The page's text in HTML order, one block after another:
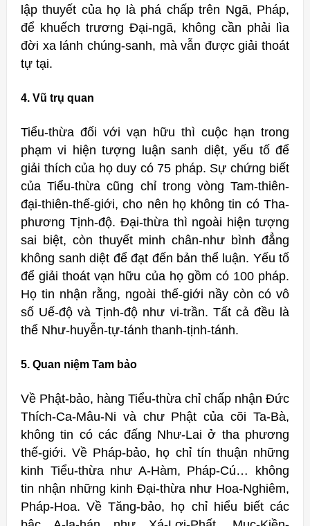
lập thuyết của họ là phá chấp trên Ngã, Pháp,
để khuếch trương Ðại-ngã, không cần phải lìa
đời xa lánh chúng-sanh, mà vẫn được giải thoát
tự tại.
4. Vũ trụ quan
Tiểu-thừa đối với vạn hữu thì cuộc hạn trong
phạm vi hiện tượng luận sanh diệt, yếu tố để
giải thích của họ duy có 75 pháp. Sự chứng biết
của Tiểu-thừa cũng chỉ trong vòng Tam-thiên-
đại-thiên-thế-giới, cho nên họ không tin có Tha-
phương Tịnh-độ. Đại-thừa thì ngoài hiện tượng
sai biệt, còn thuyết minh chân-như bình đẳng
không sanh diệt để đạt đến bản thể luận. Yếu tố
để giải thoát vạn hữu của họ gồm có 100 pháp.
Họ tin nhận rằng, ngoài thế-giới nầy còn có vô
số Uế-độ và Tịnh-độ như vi-trần. Tất cả đều là
thể Như-huyễn-tự-tánh thanh-tịnh-tánh.
5. Quan niệm Tam bảo
Về Phật-bảo, hàng Tiểu-thừa chỉ chấp nhận Ðức
Thích-Ca-Mâu-Ni và chư Phật của cõi Ta-Bà,
không tin có các đấng Như-Lai ở tha phương
thế-giới. Về Pháp-bảo, họ chỉ tín thuận những
kinh Tiểu-thừa như A-Hàm, Pháp-Cú… không
tin nhận những kinh Đại-thừa như Hoa-Nghiêm,
Pháp-Hoa. Về Tăng-bảo, họ chỉ hiểu biết các